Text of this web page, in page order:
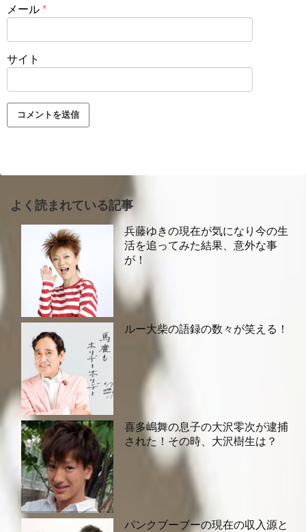
メール *
サイト
よく読まれている記事
兵藤ゆきの現在が気になり今の生
活を追ってみた結果、意外な事
が！
ルー大柴の語録の数々が笑える！
喜多嶋舞の息子の大沢零次が逮捕
された！その時、大沢樹生は？
パンクブーブーの現在の収入源と